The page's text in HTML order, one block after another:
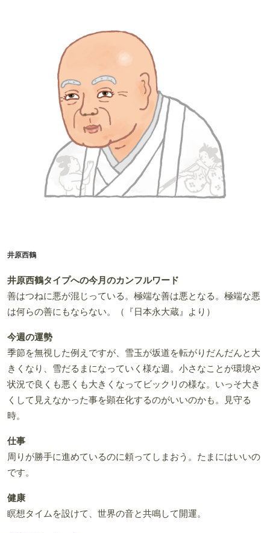
井原西鶴
井原西鶴タイプへの今月のカンフルワード
善はつねに悪が混じっている。極端な善は悪となる。極端な悪
は何らの善にもならない。（『日本永大蔵』より）
今週の運勢
季節を無視した例えですが、雪玉が坂道を転がりだんだんと大
きくなり、雪だるまになっていく様な週。小さなことが環境や
状況で良くも悪くも大きくなってビックリの様な。いっそ大き
くして見えなかった事を顕在化するのがいいのかも。見守る
時。
仕事
周りが勝手に進めているのに頼ってしまおう。たまにはいいの
です。
健康
瞑想タイムを設けて、世界の音と共鳴して開運。